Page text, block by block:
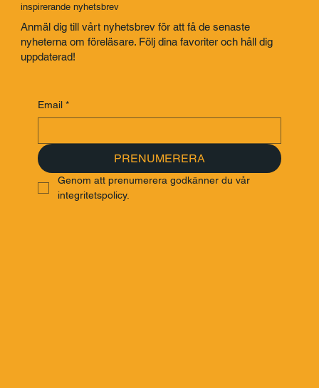
inspirerande nyhetsbrev
Anmäl dig till vårt nyhetsbrev för att få de senaste
nyheterna om föreläsare. Följ dina favoriter och håll dig
uppdaterad!
Email *
PRENUMERERA
Genom att prenumerera godkänner du vår
integritetspolicy.